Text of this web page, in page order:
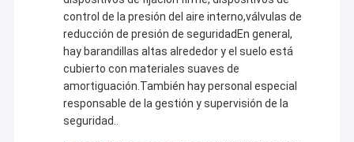
Casos
Solicitar una cotización
control de la presión del aire interno,válvulas de
reducción de presión de seguridadEn general,
hay barandillas altas alrededor y el suelo está
cubierto con materiales suaves de
amortiguación.También hay personal especial
responsable de la gestión y supervisión de la
seguridad..
calificados que demuestran profesionalismo en cada punto y
trabajadores de sellado experimentados que aseguran el
sellado perfecto del producto. Manteniendo los valores
fundamentales de "integridad, servicio, calidad y ganar-ganar",
Kule continúa avanzando y ofreciendo productos y servicios de
primera calidad a los clientes.
Los productos inflables de Kule son muy diversos: